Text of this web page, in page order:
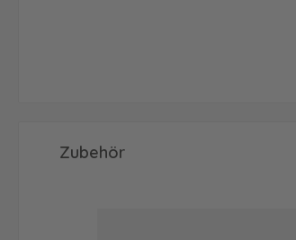
Produktgalerie überspringen
Zubehör